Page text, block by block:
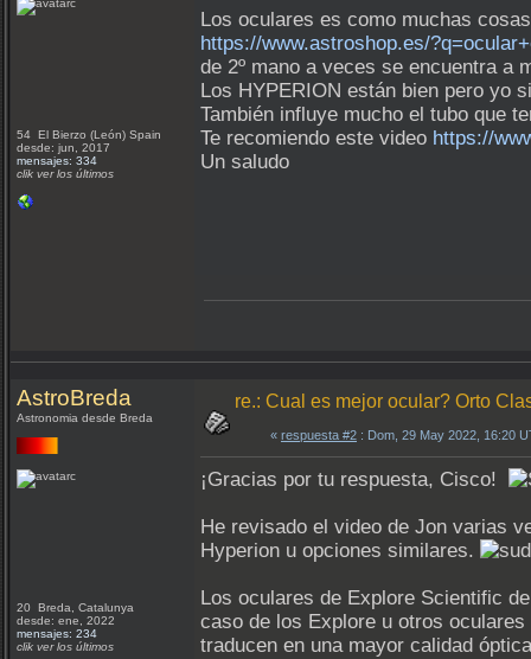
54 El Bierzo (León) Spain
desde: jun, 2017
mensajes: 334
clik ver los últimos
Los oculares es como muchas
https://www.astroshop.es/
de 2º mano a veces se encuentra a
Los HYPERION están bien pero yo
También influye mucho el tubo que
Te recomiendo este video https://
Un saludo
AstroBreda
Astronomia desde Breda
20 Breda, Catalunya
desde: ene, 2022
mensajes: 234
clik ver los últimos
re.: Cual es mejor ocular? Orto
« respuesta #2 : Dom, 29 May 2022, 16:20
¡Gracias por tu respuesta, Cisco!
He revisado el video de Jon varias
Hyperion u opciones similares.
Los oculares de Explore Scientific
caso de los Explore u otros
traducen en una mayor calidad